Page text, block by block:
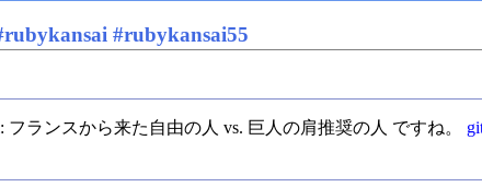
#rubykansai55
: フランスから来た自由の人 vs. 巨人の肩推奨の人 ですね。